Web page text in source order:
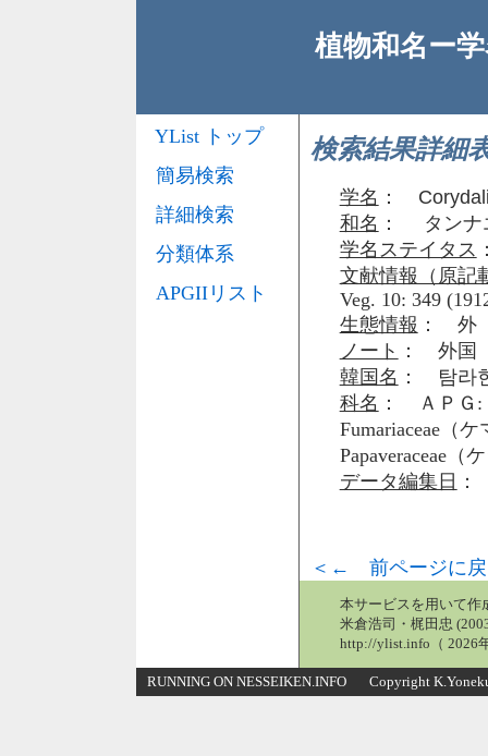
植物和名ー
検索結果詳細
学名 ：
和名 ： タンナ
学名ステイタス
文献情報（原記
Veg. 10: 349
生態情報 ： 外
ノート ： 外国
韓国名 ： 탐라
科名 ： ＡＰＧ:
Fumariaceae（
Papaveraceae（
データ編集日
＜← 前ページに戻
YList トップ
簡易検索
詳細検索
分類体系
APGIIリスト
本サービスを用いて作
米倉浩司・梶田忠
http://ylist.info（ 2026
RUNNING ON NESSEIKEN.INFO Copyright